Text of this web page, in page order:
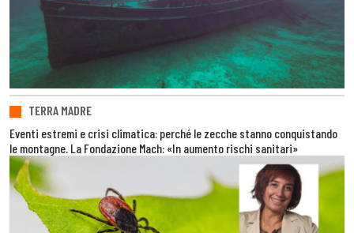
TERRA MADRE
Eventi estremi e crisi climatica: perché le zecche stanno conquistando
le montagne. La Fondazione Mach: «In aumento rischi sanitari»